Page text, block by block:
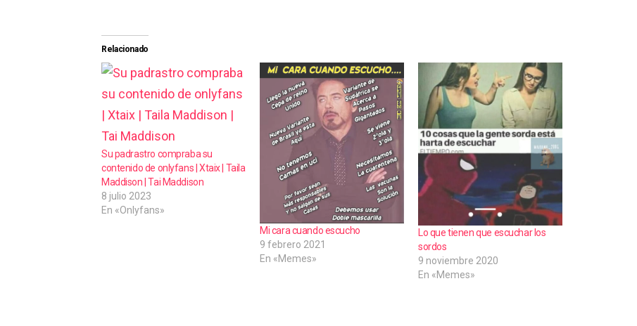
g
a
d
o
.
.
.
Relacionado
Su padrastro compraba su
contenido de onlyfans | Xtaix | Taila
Maddison | Tai Maddison
8 julio 2023
En «Onlyfans»
Mi cara cuando escucho
9 febrero 2021
En «Memes»
Lo que tienen que escuchar los
sordos
9 noviembre 2020
En «Memes»